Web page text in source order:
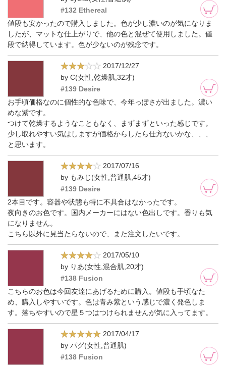
#132 Ethereal
値段も安かったので購入しました。色が少し濃いのが気になりま
したが、マットな仕上がりで、他の色と混ぜて使用しました。値
段で納得しています。色が少ないのが残念です。
2017/12/27
by C(女性,乾燥肌,32才)
#139 Desire
お手頃価格なのに個性的な色味で、今年っぽさが出ました。濃い
めな紫です。
つけて乾燥するようなこともなく、まずまずといった感じです。
少し取れやすい気はしますが価格からしたら仕方ないかな、、、
と思います。
2017/07/16
by もみじ(女性,普通肌,45才)
#139 Desire
2本目です。容器や状態も特に不具合はなかったです。
夜向きのお色です。国内メーカーにはない色出しです。香りも気
になりません。
こちら以外に見当たらないので、また注文したいです。
2017/05/10
by りあ(女性,混合肌,20才)
#138 Fusion
こちらのお色は今回友達にあげるために購入。値段も手頃なた
め、購入しやすいです。色は青み紫という感じで濃く発色しま
す。落ちやすいので星５つはつけられませんが気に入ってます。
2017/04/17
by パグ(女性,普通肌)
#138 Fusion